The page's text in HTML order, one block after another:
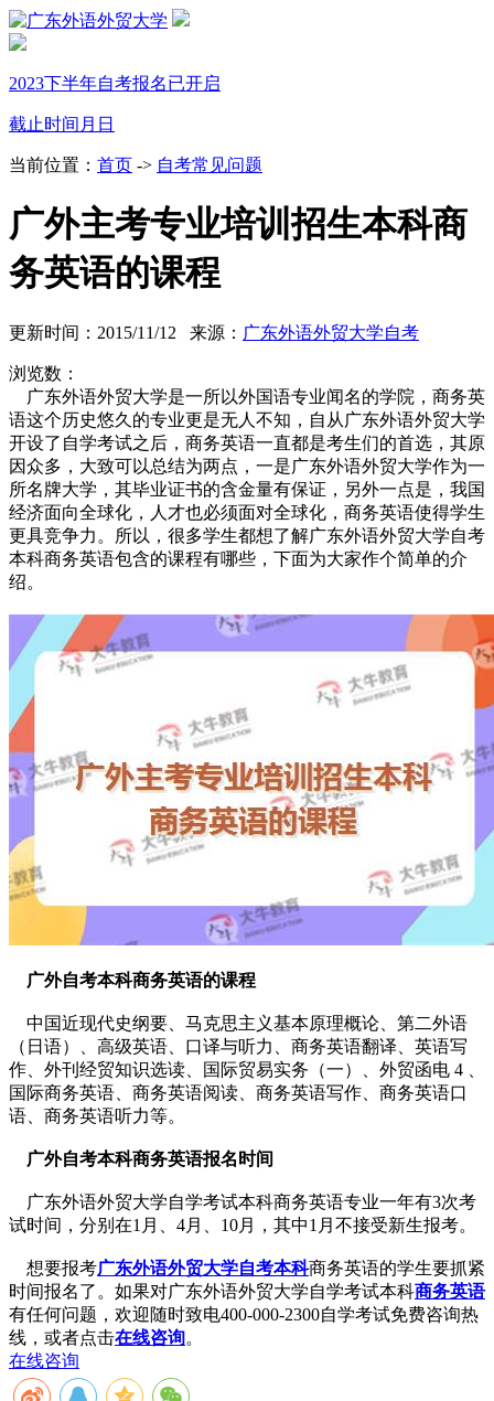
2023下半年自考报名已开启
截止时间 月 日
当前位置： 首页 -> 自考常见问题
广外主考专业培训招生本科商
务英语的课程
更新时间：2015/11/12 来源： 广东外语外贸大学自考
浏览数：
广东外语外贸大学是一所以外国语专业闻名的学院，商务英
语这个历史悠久的专业更是无人不知，自从广东外语外贸大学
开设了自学考试之后，商务英语一直都是考生们的首选，其原
因众多，大致可以总结为两点，一是广东外语外贸大学作为一
所名牌大学，其毕业证书的含金量有保证，另外一点是，我国
经济面向全球化，人才也必须面对全球化，商务英语使得学生
更具竞争力。所以，很多学生都想了解广东外语外贸大学自考
本科商务英语包含的课程有哪些，下面为大家作个简单的介
绍。
广外自考本科商务英语的课程
中国近现代史纲要、马克思主义基本原理概论、第二外语
（日语）、高级英语、口译与听力、商务英语翻译、英语写
作、外刊经贸知识选读、国际贸易实务（一）、外贸函电 4 、
国际商务英语、商务英语阅读、商务英语写作、商务英语口
语、商务英语听力等。
广外自考本科商务英语报名时间
广东外语外贸大学自学考试本科商务英语专业一年有3次考
试时间 ，分别在1月、4月、10月，其中1月不接受新生报考。
想要报考广东外语外贸大学自考本科商务英语的学生要抓紧
时间报名了。如果对广东外语外贸大学自学考试本科商务英语
有任何问题，欢迎随时致电400-000-2300自学考试免费咨询热
线，或者点击在线咨询。
在线咨询